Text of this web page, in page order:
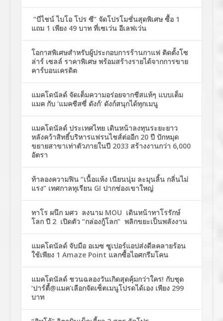
“บีไชน์ ไบโอ โปร ซี” จัดโปรโมชั่นสุดพิเศษ ซื้อ 1
แถม 1 เพียง 49 บาท ที่เซเว่น อีเลฟเว่น
โอกาสพิเศษสำหรับผู้ประกอบการร้านกาแฟ ติดตั้งโซ
ล่าร์ เซลล์ ราคาพิเศษ พร้อมสร้างรายได้จากการขาย
คาร์บอนเครดิต
แมคโดนัลด์ จัดเต็มความอร่อยจากชีสแท้ๆ แบบเต็ม
แมค กับ ‘แมคชีสซี่ ดังก์’ ดังก์สนุกได้ทุกเมนู
แมคโดนัลด์ ประเทศไทย เดินหน้าลงทุนระยะยาว
หลังคว้าสิทธิ์บริหารแฟรนไชส์ต่ออีก 20 ปี ปักหมุด
ขยายสาขาเท่าตัวภายในปี 2033 สร้างงานกว่า 6,000
อัตรา
ท้าลองความฟิน “เนื้อแห้ง เนียนนุ่ม ละมุนลิ้น กลิ่นไม่
แรง” เทศกาลทุเรียน GI ปากช่องเขาใหญ่
ทาโร ผนึก มศว ลงนาม MOU เดินหน้าทาโรรักษ์
โลก ปี 2 เปิดตัว “กล่องกู้โลก” พลิกขยะเป็นพลังงาน
แมคโดนัลด์ จับมือ อเมซ ซูเปอร์แอปส่งดีลคลายร้อน
ใช้เพียง 1 Amaze Point แลกซื้อไอศกรีมโคน
แมคโดนัลด์ ชวนฉลองวันเกิดสุดคุ้มกว่าใคร! กับชุด
‘ปาร์ตี้@แมค’เลือกจัดเซ็ตเมนูโปรดได้เอง เพียง 299
บาท